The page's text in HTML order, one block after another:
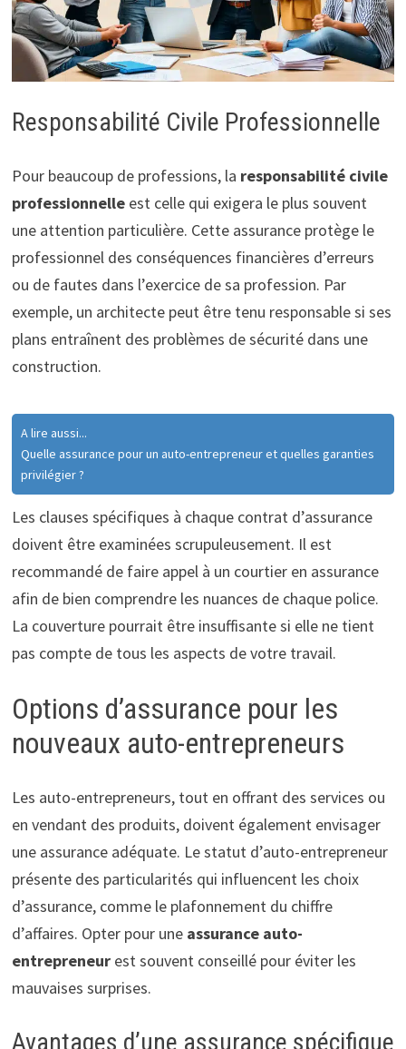
Responsabilité Civile Professionnelle
Pour beaucoup de professions, la responsabilité civile
professionnelleest celle qui exigera le plus souvent
une attention particulière. Cette assurance protège le
professionnel des conséquences financières d’erreurs
ou de fautes dans l’exercice de sa profession. Par
exemple, un architecte peut être tenu responsable si ses
plans entraînent des problèmes de sécurité dans une
construction.
A lire aussi...
Quelle assurance pour un auto-entrepreneur et quelles garanties
privilégier ?
Les clauses spécifiques à chaque contrat d’assurance
doivent être examinées scrupuleusement. Il est
recommandé de faire appel à un courtier en assurance
afin de bien comprendre les nuances de chaque police.
La couverture pourrait être insuffisante si elle ne tient
pas compte de tous les aspects de votre travail.
Options d’assurance pour les
nouveaux auto-entrepreneurs
Les auto-entrepreneurs, tout en offrant des services ou
en vendant des produits, doivent également envisager
une assurance adéquate. Le statut d’auto-entrepreneur
présente des particularités qui influencent les choix
d’assurance, comme le plafonnement du chiffre
d’affaires. Opter pour une assurance auto-
entrepreneurest souvent conseillé pour éviter les
mauvaises surprises.
Avantages d’une assurance spécifique